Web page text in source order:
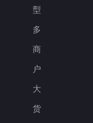
型
多
商
户
大
货